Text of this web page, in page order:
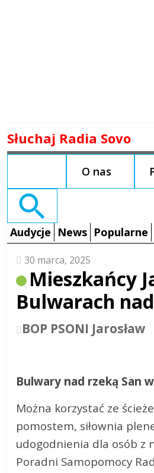
to
Słuchaj Radia Sovo
O nas
Search
Audycje News Popularne
30 marca, 2025
Mieszkańcy
Bulwarach
BOP PSONI Jarosław
Bulwary nad rzeką San
Można korzystać ze
pomostem, siłownia
udogodnienia dla osób z
Poradni Samopomocy